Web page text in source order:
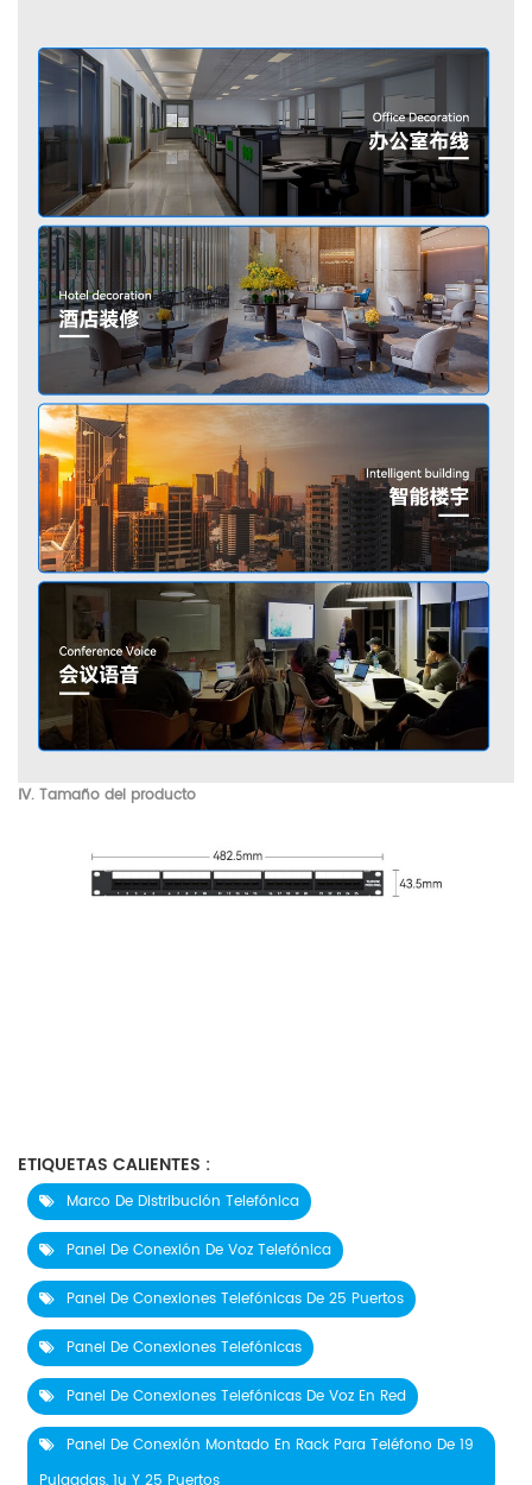
Ⅳ. Tamaño del producto
ETIQUETAS CALIENTES :
Marco De Distribución Telefónica
Panel De Conexión De Voz Telefónica
Panel De Conexiones Telefónicas De 25 Puertos
Panel De Conexiones Telefónicas
Panel De Conexiones Telefónicas De Voz En Red
Panel De Conexión Montado En Rack Para Teléfono De 19